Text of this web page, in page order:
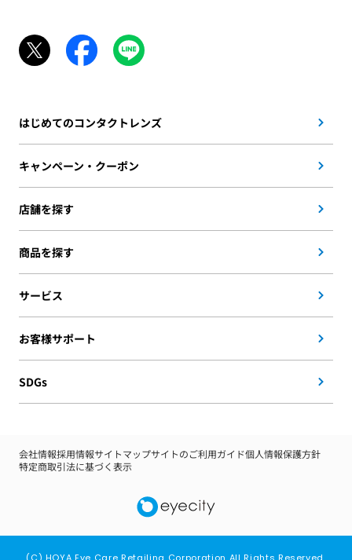
はじめてのコンタクトレンズ
キャンペーン・クーポン
店舗を探す
商品を探す
サービス
お客様サポート
SDGs
会社情報採用情報サイトマップサイトのご利用ガイド個人情報保護方針
特定商取引法に基づく表示